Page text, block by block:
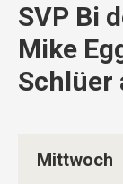
SVP Bi
Mike
Schlüer
Mittwoch